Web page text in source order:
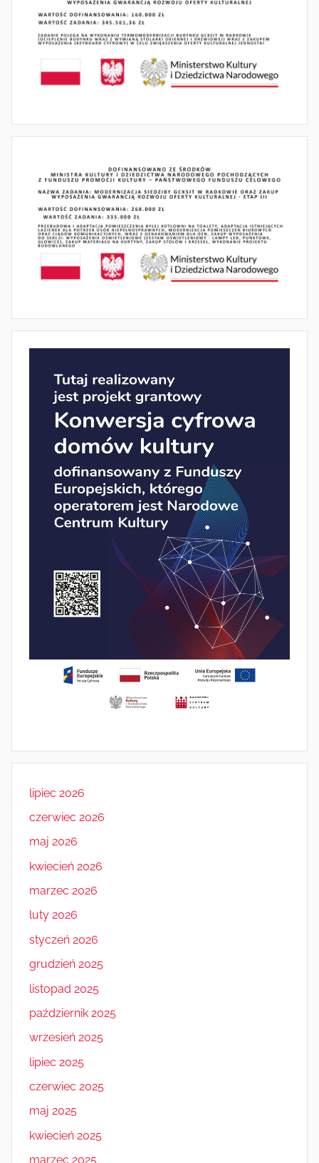
lipiec 2026
czerwiec 2026
maj 2026
kwiecień 2026
marzec 2026
luty 2026
styczeń 2026
grudzień 2025
listopad 2025
październik 2025
wrzesień 2025
lipiec 2025
czerwiec 2025
maj 2025
kwiecień 2025
marzec 2025